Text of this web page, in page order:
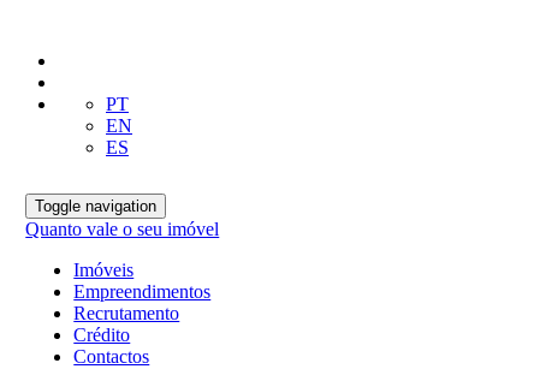
PT
EN
ES
Toggle navigation
Quanto vale o seu imóvel
Imóveis
Empreendimentos
Recrutamento
Crédito
Contactos